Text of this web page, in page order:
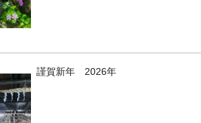
謹賀新年 2026年